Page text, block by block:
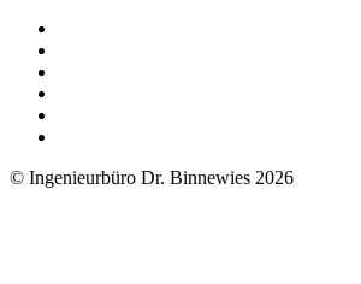
© Ingenieurbüro Dr. Binnewies 2026